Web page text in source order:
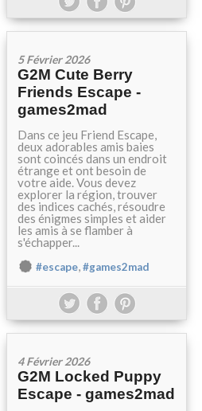
5 Février 2026
G2M Cute Berry
Friends Escape -
games2mad
Dans ce jeu Friend Escape,
deux adorables amis baies
sont coincés dans un endroit
étrange et ont besoin de
votre aide. Vous devez
explorer la région, trouver
des indices cachés, résoudre
des énigmes simples et aider
les amis à se flamber à
s'échapper...
#escape,#games2mad
4 Février 2026
G2M Locked Puppy
Escape - games2mad